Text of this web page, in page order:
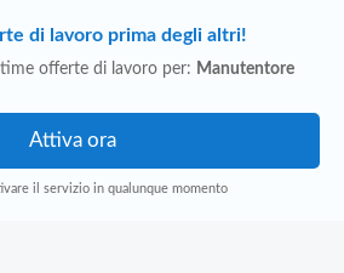
di lavoro prima degli altri!
offerte di lavoro per: Manutentore
il servizio in qualunque momento